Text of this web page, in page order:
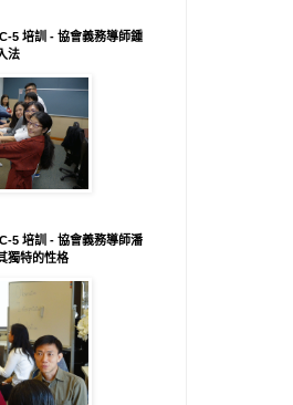
5 培訓 - 協會義務導師鍾
法
5 培訓 - 協會義務導師潘
獨特的性格